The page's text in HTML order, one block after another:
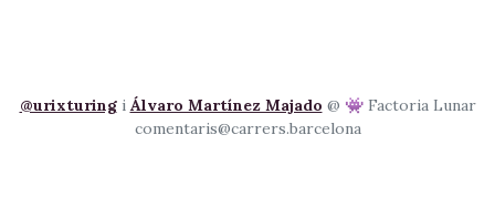
@urixturingi Álvaro Martínez Majado @ 👾 Factoria Lunar
comentaris@carrers.barcelona